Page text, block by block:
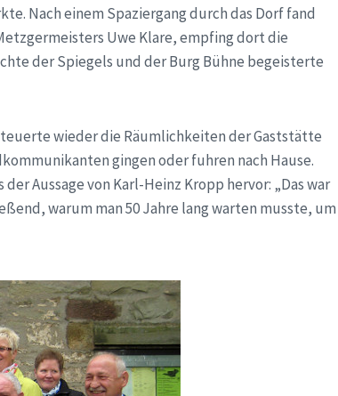
Nach einem Spaziergang durch das Dorf fand
Uwe Klare, empfing dort die
der Spiegels und der Burg Bühne begeisterte
wieder die Räumlichkeiten der Gaststätte
gingen oder fuhren nach Hause.
Aussage von Karl-Heinz Kropp hervor: „Das war
warum man 50 Jahre lang warten musste, um